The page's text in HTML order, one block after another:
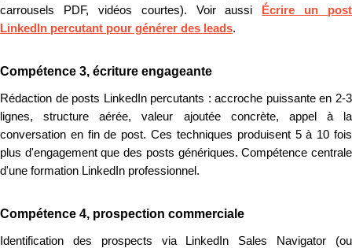
carrousels PDF, vidéos courtes). Voir aussi
Écrire un post
LinkedIn percutant pour générer des leads.
Compétence 3, écriture engageante
Rédaction de posts LinkedIn percutants : accroche puissante en 2-3
lignes, structure aérée, valeur ajoutée concrète, appel à la
conversation en fin de post. Ces techniques produisent 5 à 10 fois
plus d'engagement que des posts génériques. Compétence centrale
d'une formation LinkedIn professionnel.
Compétence 4, prospection commerciale
Identification des prospects via LinkedIn Sales Navigator (ou